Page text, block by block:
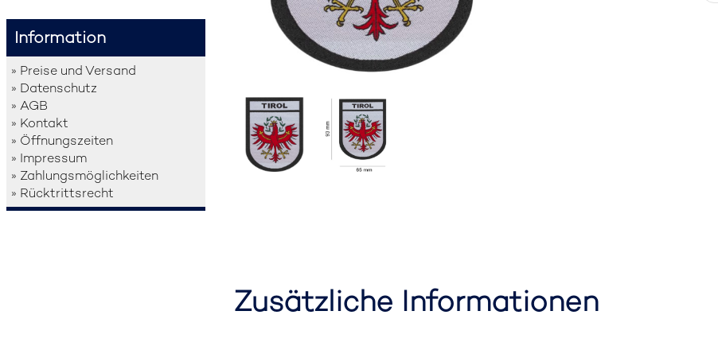
Information
» Preise und Versand
» Datenschutz
» AGB
» Kontakt
» Öffnungszeiten
» Impressum
» Zahlungsmöglichkeiten
» Rücktrittsrecht
Zusätzliche Informationen